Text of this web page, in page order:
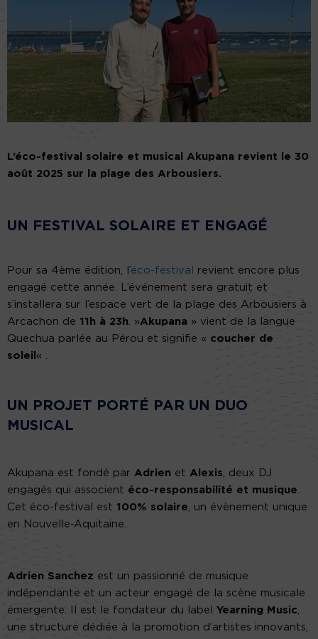
L’éco-festival solaire et musical
Akupana revient le 30
août 2025 sur la plage des Arbousiers.
UN FESTIVAL SOLAIRE ET ENGAGÉ
Pour sa 4ème édition, l’éco-festival
revient encore plus
engagé cette année. L’événement sera gratuit et
s’installera sur l’espace vert de la plage des Arbousiers à
Arcachon de 11h à 23h. »Akupana » vient de la langue
Quechua parlée au Pérou et signifie « coucher de
soleil « .
UN PROJET PORTÉ PAR UN DUO
MUSICAL
Akupana est fondé par Adrien et Alexis, deux DJ
engagés qui associent éco-responsabilité et musique.
Cet éco-festival est 100% solaire, un évènement unique
en Nouvelle-Aquitaine.
Adrien Sanchez est un passionné de musique
indépendante et un acteur engagé de la scène musicale
émergente. Il est le fondateur du label Yearning Music,
une structure dédiée à la promotion d’artistes innovants,